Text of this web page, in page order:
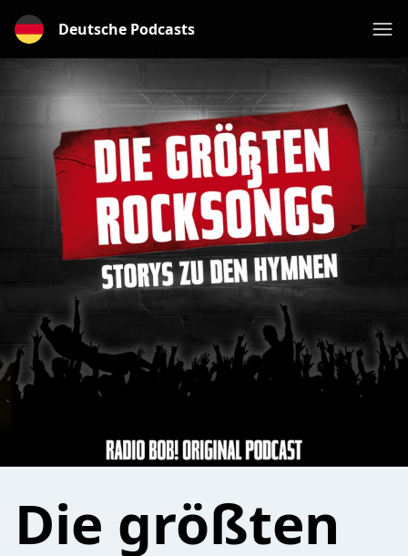
Deutsche Podcasts
Die größten